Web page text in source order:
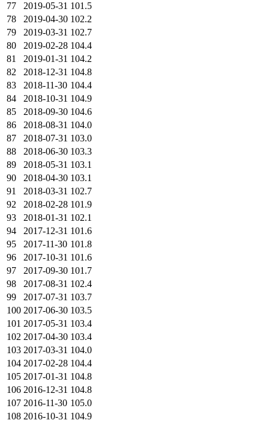
77
2019-05-31 101.5
78
2019-04-30 102.2
79
2019-03-31 102.7
80
2019-02-28 104.4
81
2019-01-31 104.2
82
2018-12-31 104.8
83
2018-11-30 104.4
84
2018-10-31 104.9
85
2018-09-30 104.6
86
2018-08-31 104.0
87
2018-07-31 103.0
88
2018-06-30 103.3
89
2018-05-31 103.1
90
2018-04-30 103.1
91
2018-03-31 102.7
92
2018-02-28 101.9
93
2018-01-31 102.1
94
2017-12-31 101.6
95
2017-11-30 101.8
96
2017-10-31 101.6
97
2017-09-30 101.7
98
2017-08-31 102.4
99
2017-07-31 103.7
100 2017-06-30 103.5
101 2017-05-31 103.4
102 2017-04-30 103.4
103 2017-03-31 104.0
104 2017-02-28 104.4
105 2017-01-31 104.8
106 2016-12-31 104.8
107 2016-11-30 105.0
108 2016-10-31 104.9